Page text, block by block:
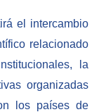
el intercambio
relacionado
la
organizadas
los países de